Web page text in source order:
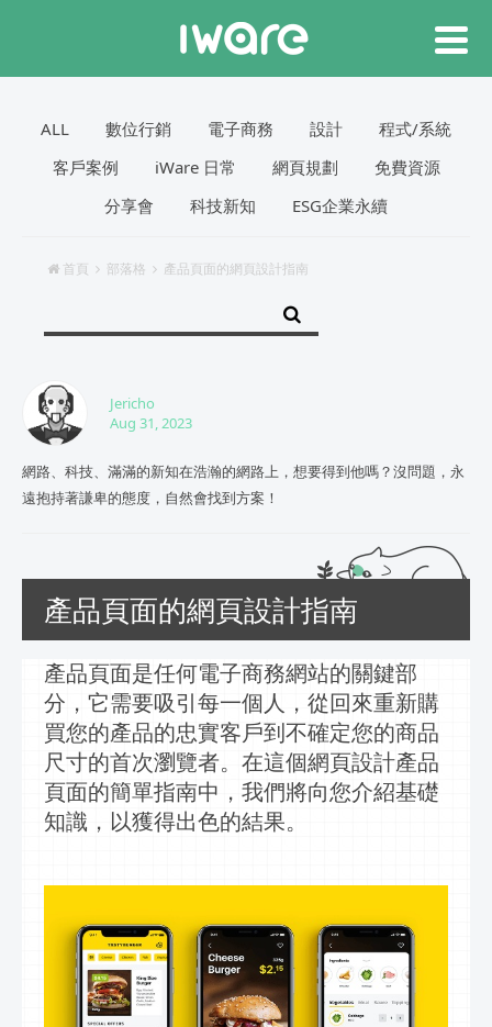
ALL 數位行銷 電子商務 設計
程式/系統
客戶案例
iWare 日常 網頁規劃
免費資源
分享會
科技新知 ESG企業永續
首頁 部落格 產品頁面的網頁設計指南
Jericho
Aug 31, 2023
網路、科技、滿滿的新知在浩瀚的網路上，想要得到他嗎？沒問題，永
遠抱持著謙卑的態度，自然會找到方案！
產品頁面的網頁設計指南
產品頁面是任何電子商務網站的關鍵部
分，它需要吸引每一個人，從回來重新購
買您的產品的忠實客戶到不確定您的商品
尺寸的首次瀏覽者。在這個網頁設計產品
頁面的簡單指南中，我們將向您介紹基礎
知識，以獲得出色的結果。